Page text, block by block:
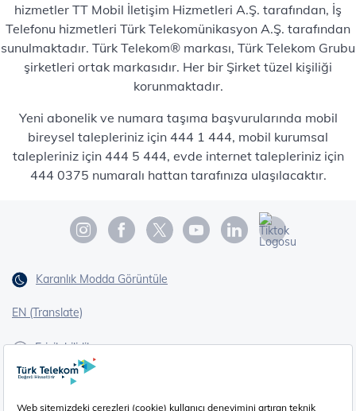
hizmetler TT Mobil İletişim Hizmetleri A.Ş. tarafından, İş
Telefonu hizmetleri Türk Telekomünikasyon A.Ş. tarafından
sunulmaktadır. Türk Telekom® markası, Türk Telekom Grubu
şirketleri ortak markasıdır. Her bir Şirket tüzel kişiliği
korunmaktadır.
Yeni abonelik ve numara taşıma başvurularında mobil
bireysel talepleriniz için 444 1 444, mobil kurumsal
talepleriniz için 444 5 444, evde internet talepleriniz için
444 0375 numaralı hattan tarafınıza ulaşılacaktır.
Karanlık Modda Görüntüle
EN (Translate)
Erişilebilirlik